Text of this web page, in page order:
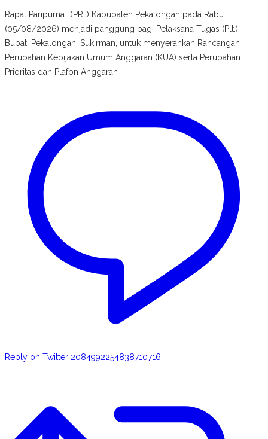
Rapat Paripurna DPRD Kabupaten Pekalongan pada Rabu
(05/08/2026) menjadi panggung bagi Pelaksana Tugas (Plt.)
Bupati Pekalongan, Sukirman, untuk menyerahkan Rancangan
Perubahan Kebijakan Umum Anggaran (KUA) serta Perubahan
Prioritas dan Plafon Anggaran
Reply on Twitter 2084992254838710716